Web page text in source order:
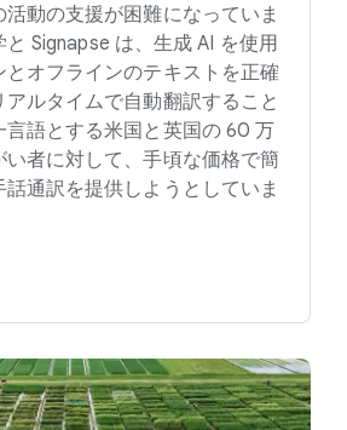
活動の支援が困難になっていま
Signapse は、生成 AI を使用
とオフラインのテキストを正確
ルタイムで自動翻訳すること
言語とする米国と英国の 60 万
い者に対して、手頃な価格で簡
通訳を提供しようとしていま